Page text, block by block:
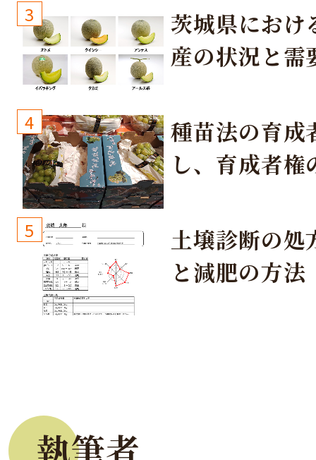
3
茨城県におけ
産の状況と需
4
種苗法の育成
し、育成者権
しょう！
5
土壌診断の処
と減肥の方法
執筆者